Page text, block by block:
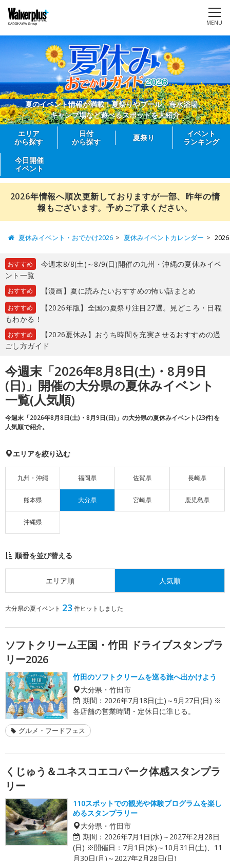
MENU
夏のイベント情報が満載！夏祭りやプール、海水浴場、
キャンプ場など遊べるスポットを大紹介
エリア
から探す
日付
から探す
夏祭り
イベント
ランキング
今日開催
イベント
2026年情報へ順次更新しておりますが一部、昨年の情
報もございます。予めご了承ください。
夏休みイベント・おでかけ2026 夏休みイベントカレンダー
おすすめ
今週末8/8(土)～8/9(日)開催の九州・沖縄の夏休みイベ
ント一覧
おすすめ 【漫画】夏に読みたいおすすめの怖い話まとめ
おすすめ
【2026年版】全国の夏祭り注目27選。見どころ・日程
もわかる！
おすすめ
【2026夏休み】おうち時間を充実させるおすすめの過
ごし方ガイド
今週末「2026年8月8日(土)・8月9日
(日)」開催の大分県の夏休みイベント
一覧(人気順)
今週末「2026年8月8日(土)・8月9日(日)」の大分県の夏休みイベント(23件)を
人気順で紹介。
エリアを絞り込む
九州・沖縄 福岡県 佐賀県 長崎県
熊本県 大分県 宮崎県 鹿児島県
沖縄県
順番を並び替える
エリア順 人気順
大分県の夏イベント 23 件ヒットしました
ソフトクリーム王国・竹田 ドライブスタンプラ
リー2026
竹田のソフトクリームを巡る旅へ出かけよう
大分県・竹田市
期間： 2026年7月18日(土)～9月27日(日) ※
各店舗の営業時間・定休日に準じる。
グルメ・フードフェス
くじゅう＆ユネスコエコパーク体感スタンプラ
リー
110スポットでの観光や体験プログラムを楽し
めるスタンプラリー
大分県・竹田市
期間： 2026年7月1日(水)～2027年2月28日
(日) ※開催日：7月1日(水)～10月31日(土)、11
月30日(月)～2027年2月28日(日)